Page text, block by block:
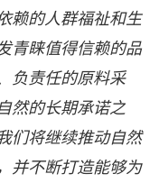
赖的人群福祉和生
青睐值得信赖的品
负责任的原料采
然的长期承诺之
们将继续推动自然
并不断打造能够为